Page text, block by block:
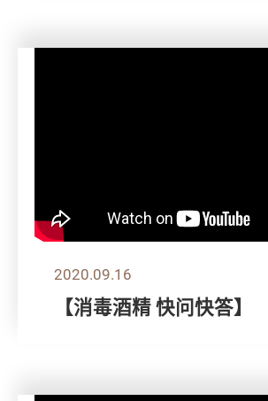
2020.09.16
【消毒酒精 快问快答】